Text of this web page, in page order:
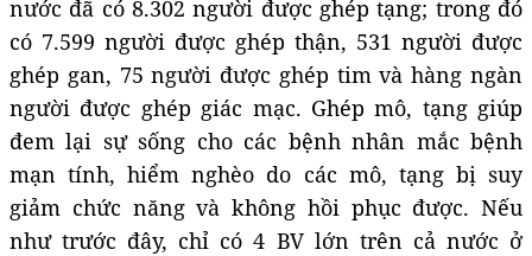
nước đã có 8.302 người được ghép tạng; trong đó
có 7.599 người được ghép thận, 531 người được
ghép gan, 75 người được ghép tim và hàng ngàn
người được ghép giác mạc. Ghép mô, tạng giúp
đem lại sự sống cho các bệnh nhân mắc bệnh
mạn tính, hiểm nghèo do các mô, tạng bị suy
giảm chức năng và không hồi phục được. Nếu
như trước đây, chỉ có 4 BV lớn trên cả nước ở